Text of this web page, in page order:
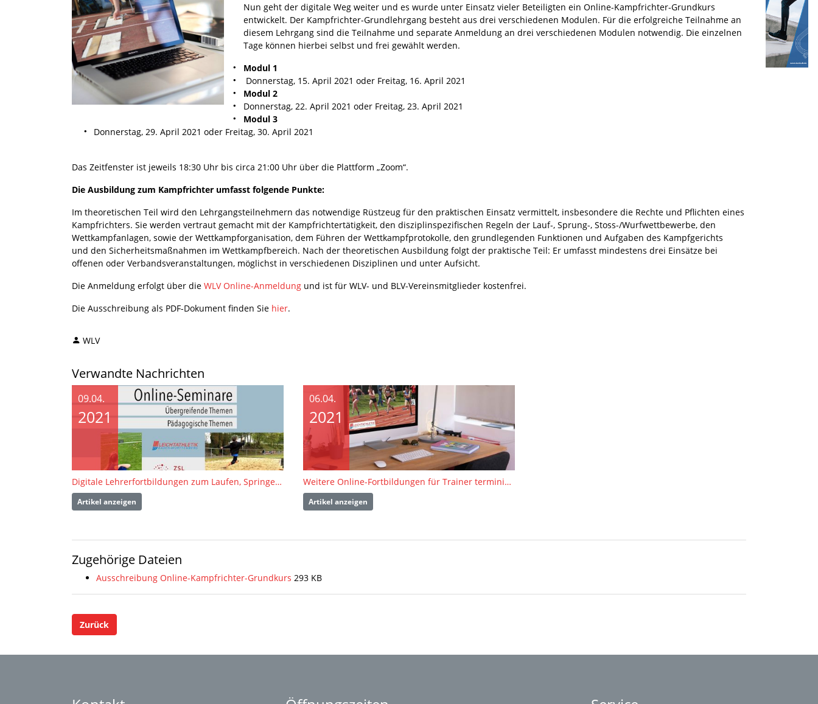
Nun geht der digitale Weg weiter und es wurde unter Einsatz vieler Beteiligten ein Online-Kampfrichter-Grundkurs
entwickelt. Der Kampfrichter-Grundlehrgang besteht aus drei verschiedenen Modulen. Für die erfolgreiche Teilnahme an
diesem Lehrgang sind die Teilnahme und separate Anmeldung an drei verschiedenen Modulen notwendig. Die einzelnen
Tage können hierbei selbst und frei gewählt werden.
Modul 1
Donnerstag, 15. April 2021 oder Freitag, 16. April 2021
Modul 2
Donnerstag, 22. April 2021 oder Freitag, 23. April 2021
Modul 3
Donnerstag, 29. April 2021 oder Freitag, 30. April 2021
Das Zeitfenster ist jeweils 18:30 Uhr bis circa 21:00 Uhr über die Plattform „Zoom“.
Die Ausbildung zum Kampfrichter umfasst folgende Punkte:
Im theoretischen Teil wird den Lehrgangsteilnehmern das notwendige Rüstzeug für den praktischen Einsatz vermittelt, insbesondere die Rechte und Pflichten eines
Kampfrichters. Sie werden vertraut gemacht mit der Kampfrichtertätigkeit, den disziplinspezifischen Regeln der Lauf-, Sprung-, Stoss-/Wurfwettbewerbe, den
Wettkampfanlagen, sowie der Wettkampforganisation, dem Führen der Wettkampfprotokolle, den grundlegenden Funktionen und Aufgaben des Kampfgerichts
und den Sicherheitsmaßnahmen im Wettkampfbereich. Nach der theoretischen Ausbildung folgt der praktische Teil: Er umfasst mindestens drei Einsätze bei
offenen oder Verbandsveranstaltungen, möglichst in verschiedenen Disziplinen und unter Aufsicht.
Die Anmeldung erfolgt über die WLV Online-Anmeldung und ist für WLV- und BLV-Vereinsmitglieder kostenfrei.
Die Ausschreibung als PDF-Dokument finden Sie hier.
WLV
Verwandte Nachrichten
09.04.
2021
Digitale Lehrerfortbildungen zum Laufen, Springen und Werfen
Artikel anzeigen
06.04.
2021
Weitere Online-Fortbildungen für Trainer terminiert
Artikel anzeigen
Zugehörige Dateien
Ausschreibung Online-Kampfrichter-Grundkurs 293 KB
Zurück